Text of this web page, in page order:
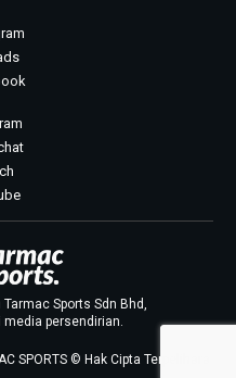
Sports Sdn Bhd,
persendirian.
SPORTS © Hak Cipta Terpelihara.